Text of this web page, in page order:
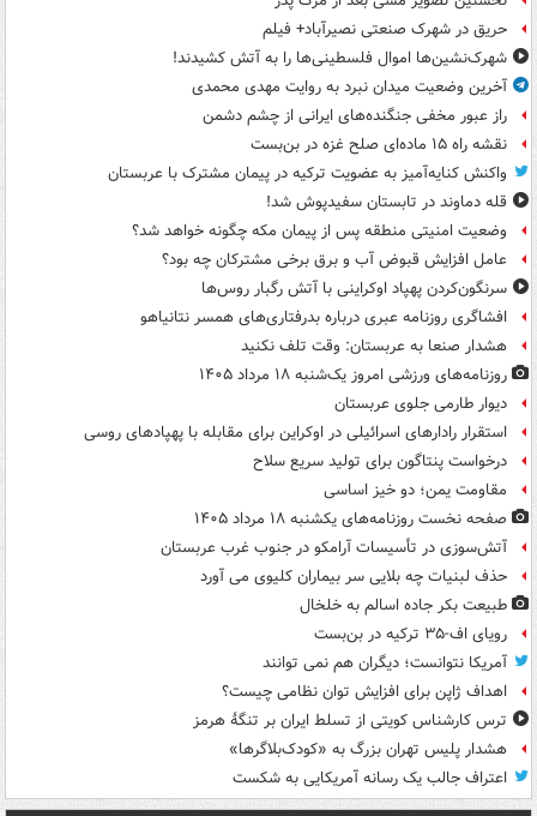
حریق در شهرک صنعتی نصیرآباد+ فیلم
شهرک‌نشین‌ها اموال فلسطینی‌ها را به آتش کشیدند!
آخرین وضعیت میدان نبرد به روایت مهدی محمدی
راز عبور مخفی جنگنده‌های ایرانی از چشم دشمن
نقشه راه ۱۵ ماده‌ای صلح غزه در بن‌بست
واکنش کنایه‌آمیز به عضویت ترکیه در پیمان مشترک با عربستان
قله دماوند در تابستان سفیدپوش شد!
وضعیت امنیتی منطقه پس از پیمان مکه چگونه خواهد شد؟
عامل افزایش قبوض آب و برق برخی مشترکان چه بود؟
سرنگون‌کردن پهپاد اوکراینی با آتش رگبار روس‌ها
افشاگری روزنامه عبری درباره بدرفتاری‌های همسر نتانیاهو
هشدار صنعا به عربستان: وقت تلف نکنید
روزنامه‌های ورزشی امروز یک‌شنبه ۱۸ مرداد ۱۴۰۵
دیوار طارمی جلوی عربستان
استقرار رادارهای اسرائیلی در اوکراین برای مقابله با پهپادهای روسی
درخواست پنتاگون برای تولید سریع سلاح
مقاومت یمن؛ دو خیز اساسی
صفحه نخست روزنامه‌های یکشنبه ۱۸ مرداد ۱۴۰۵
آتش‌سوزی در تأسیسات آرامکو در جنوب غرب عربستان
حذف لبنیات چه بلایی سر بیماران کلیوی می آورد
طبیعت بکر جاده اسالم به خلخال
رویای اف-۳۵ ترکیه در بن‌بست
آمریکا نتوانست؛ دیگران هم نمی توانند
اهداف ژاپن برای افزایش توان نظامی چیست؟
ترس کارشناس کویتی از تسلط ایران بر تنگۀ هرمز
هشدار پلیس تهران بزرگ به «کودک‌بلاگرها»
اعتراف جالب یک رسانه آمریکایی به شکست